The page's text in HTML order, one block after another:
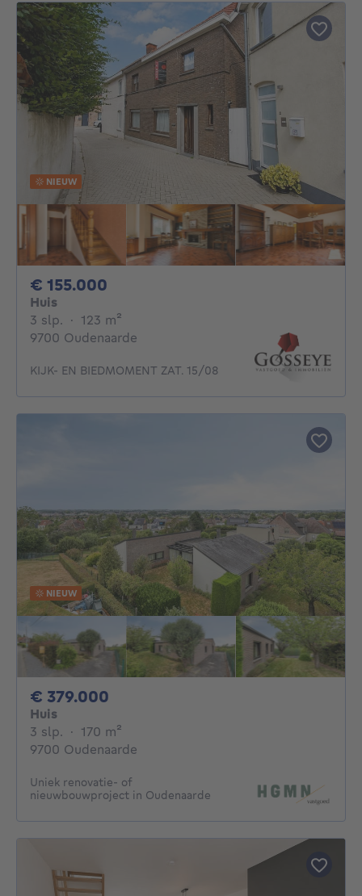
NIEUW
€ 155.000
Huis
3 slp. 3 slaapkamers
· 123 m²
9700 Oudenaarde
KIJK- EN BIEDMOMENT ZAT. 15/08
NIEUW
€ 379.000
Huis
3 slp. 3 slaapkamers
· 170 m²
9700 Oudenaarde
Uniek renovatie- of
nieuwbouwproject in Oudenaarde